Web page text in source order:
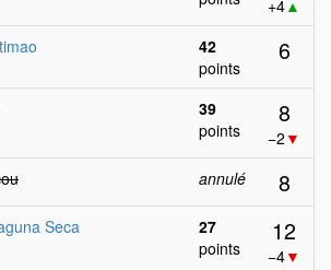
+4▲
42
points
6
39
points
8
−2 ▼
annulé 8
Seca
27
points
12
−4▼